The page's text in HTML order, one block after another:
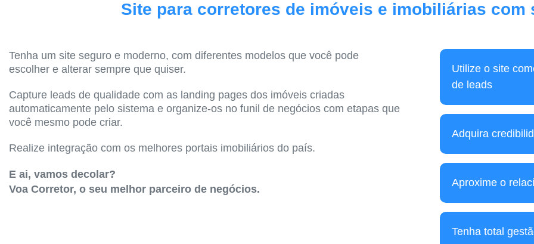
Site para corretores de imóveis e imobiliárias com
Tenha um site seguro e moderno, com diferentes modelos que você pode
escolher e alterar sempre que quiser.
Capture leads de qualidade com as landing pages dos imóveis criadas
automaticamente pelo sistema e organize-os no funil de negócios com etapas que
você mesmo pode criar.
Realize integração com os melhores portais imobiliários do país.
E ai, vamos decolar?
Voa Corretor, o seu melhor parceiro de negócios.
Utilize o site
de leads
Adquira
Aproxime o
Tenha total